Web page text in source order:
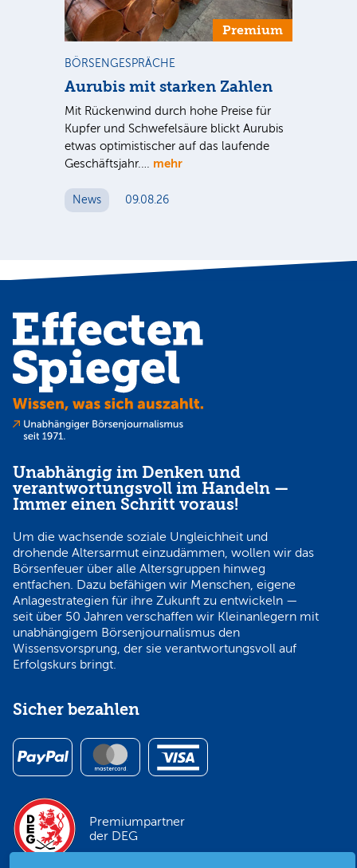
Premium
BÖRSENGESPRÄCHE
Aurubis mit starken Zahlen
Mit Rückenwind durch hohe Preise für
Kupfer und Schwefelsäure blickt Aurubis
etwas optimistischer auf das laufende
Geschäftsjahr.… mehr
News 09.08.26
Unabhängig im Denken und
verantwortungsvoll im Handeln —
Immer einen Schritt voraus!
Um die wachsende soziale Ungleichheit und
drohende Altersarmut einzudämmen, wollen wir das
Börsenfeuer über alle Altersgruppen hinweg
entfachen. Dazu befähigen wir Menschen, eigene
Anlagestrategien für ihre Zukunft zu entwickeln —
seit über 50 Jahren verschaffen wir Kleinanlegern mit
unabhängigem Börsenjournalismus den
Wissensvorsprung, der sie verantwortungsvoll auf
Erfolgskurs bringt.
Sicher bezahlen
Premiumpartner
der DEG